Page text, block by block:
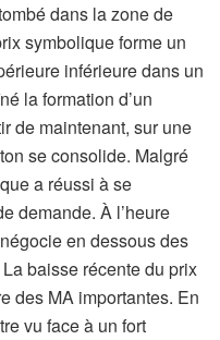
dans la zone de
symbolique forme un
inférieure dans un
la formation d’un
de maintenant, sur une
se consolide. Malgré
a réussi à se
demande. À l’heure
en dessous des
baisse récente du prix
des MA importantes. En
vu face à un fort